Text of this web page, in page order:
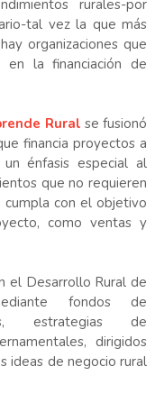
rurales-por
tal vez la que más
organizaciones que
en la financiación de
Rural se fusionó
financia proyectos a
énfasis especial al
que no requieren
con el objetivo
como ventas y
el Desarrollo Rural de
fondos de
estrategias de
dirigidos
ideas de negocio rural